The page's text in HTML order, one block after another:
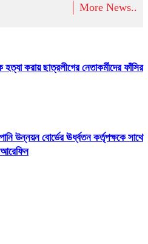
More News..
করায় ছাত্রলীগের নেতাকর্মীদের ফাঁসির
উন্নয়ন বোর্ডের ঊর্ধ্বতন কর্তৃপক্ষকে সাথে
আরেফিন